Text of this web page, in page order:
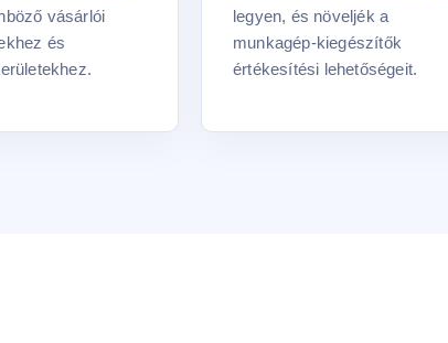
vásárlói
és
legyen, és növeljék a
munkagép-kiegészítők
értékesítési lehetőségeit.